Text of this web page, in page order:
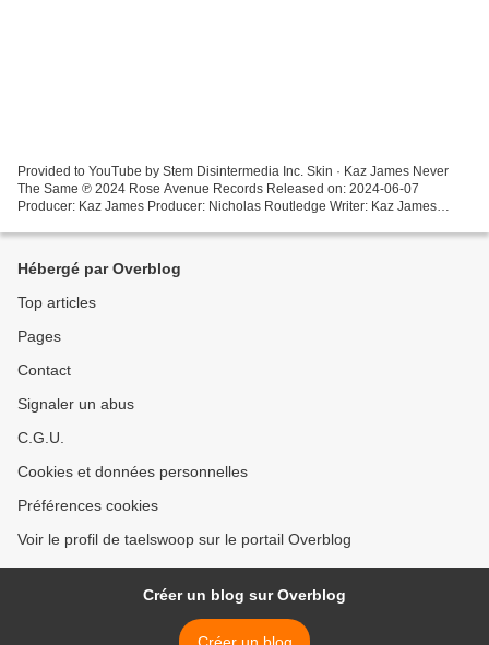
Provided to YouTube by Stem Disintermedia Inc. Skin · Kaz James Never
The Same ℗ 2024 Rose Avenue Records Released on: 2024-06-07
Producer: Kaz James Producer: Nicholas Routledge Writer: Kaz James
Hébergé par Overblog
Top articles
Pages
Contact
Signaler un abus
C.G.U.
Cookies et données personnelles
Préférences cookies
Voir le profil de taelswoop sur le portail Overblog
Créer un blog sur Overblog